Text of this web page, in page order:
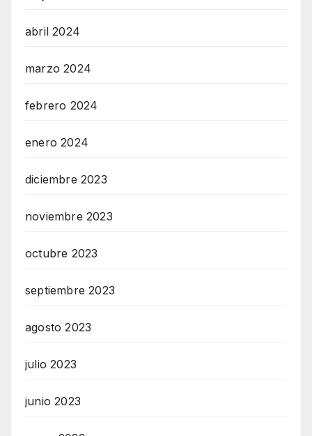
abril 2024
marzo 2024
febrero 2024
enero 2024
diciembre 2023
noviembre 2023
octubre 2023
septiembre 2023
agosto 2023
julio 2023
junio 2023